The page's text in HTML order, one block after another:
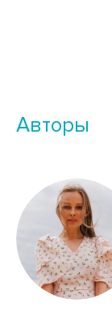
Авторы